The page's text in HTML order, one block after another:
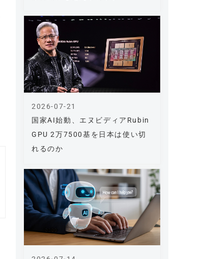
国家AI始動、エヌビディアRubin
GPU 2万7500基を日本は使い切
れるのか
2026-07-21